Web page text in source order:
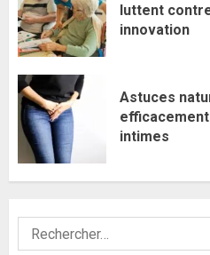
luttent
innovation
Astuces
intimes
Rechercher :